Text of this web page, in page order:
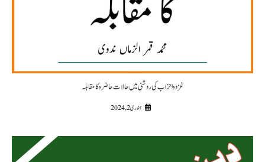
غزوہ احزاب کی روشنی میں حالات حاضرہ کا مقابلہ
جنوری 2, 2024